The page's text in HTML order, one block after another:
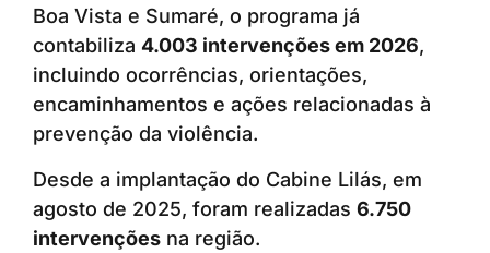
Boa Vista e Sumaré, o programa já
contabiliza 4.003 intervenções em 2026,
incluindo ocorrências, orientações,
encaminhamentos e ações relacionadas à
prevenção da violência.
Desde a implantação do Cabine Lilás, em
agosto de 2025, foram realizadas 6.750
intervenções na região.